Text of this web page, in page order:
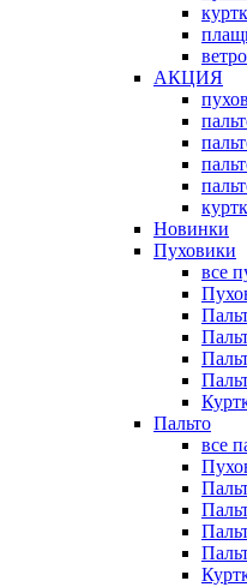
АКЦИЯ
Новинки
Пуховики
все
Пальто
все